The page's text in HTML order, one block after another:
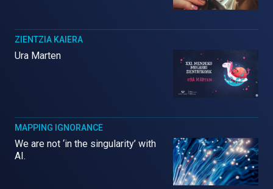
ZIENTZIA KAIERA
Ura Marten
MAPPING IGNORANCE
We are not ‘in the singularity’ with
AI.